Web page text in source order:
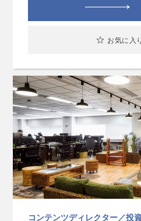
お気に入
コンテンツディレクター／投